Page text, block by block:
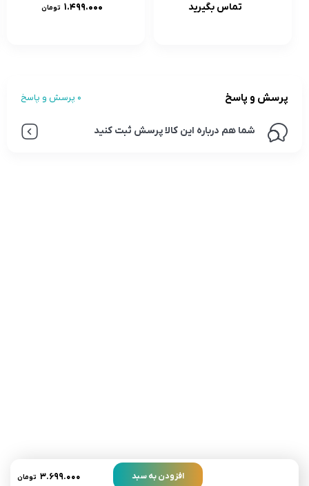
افزودن به سبد ۳.۶۹۹.۰۰۰ تومان
تماس بگیرید ۱.۴۹۹.۰۰۰ تومان
پرسش و پاسخ 0 پرسش و پاسخ
شما هم درباره این کالا پرسش ثبت کنید